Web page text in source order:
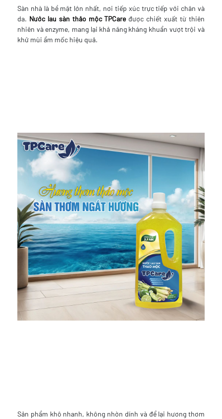
Sàn nhà là bề mặt lớn nhất, nơi tiếp xúc trực tiếp với chân và
da. Nước lau sàn thảo mộc TPCaređược chiết xuất từ thiên
nhiên và enzyme, mang lại khả năng kháng khuẩn vượt trội và
khử mùi ẩm mốc hiệu quả.
Sản phẩm khô nhanh, không nhờn dính và để lại hương thơm